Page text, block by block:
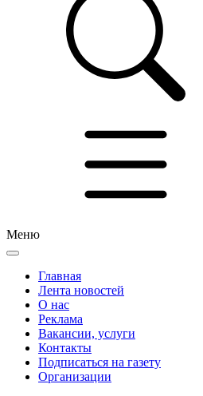
Меню
Главная
Лента новостей
О нас
Реклама
Вакансии, услуги
Контакты
Подписаться на газету
Организации